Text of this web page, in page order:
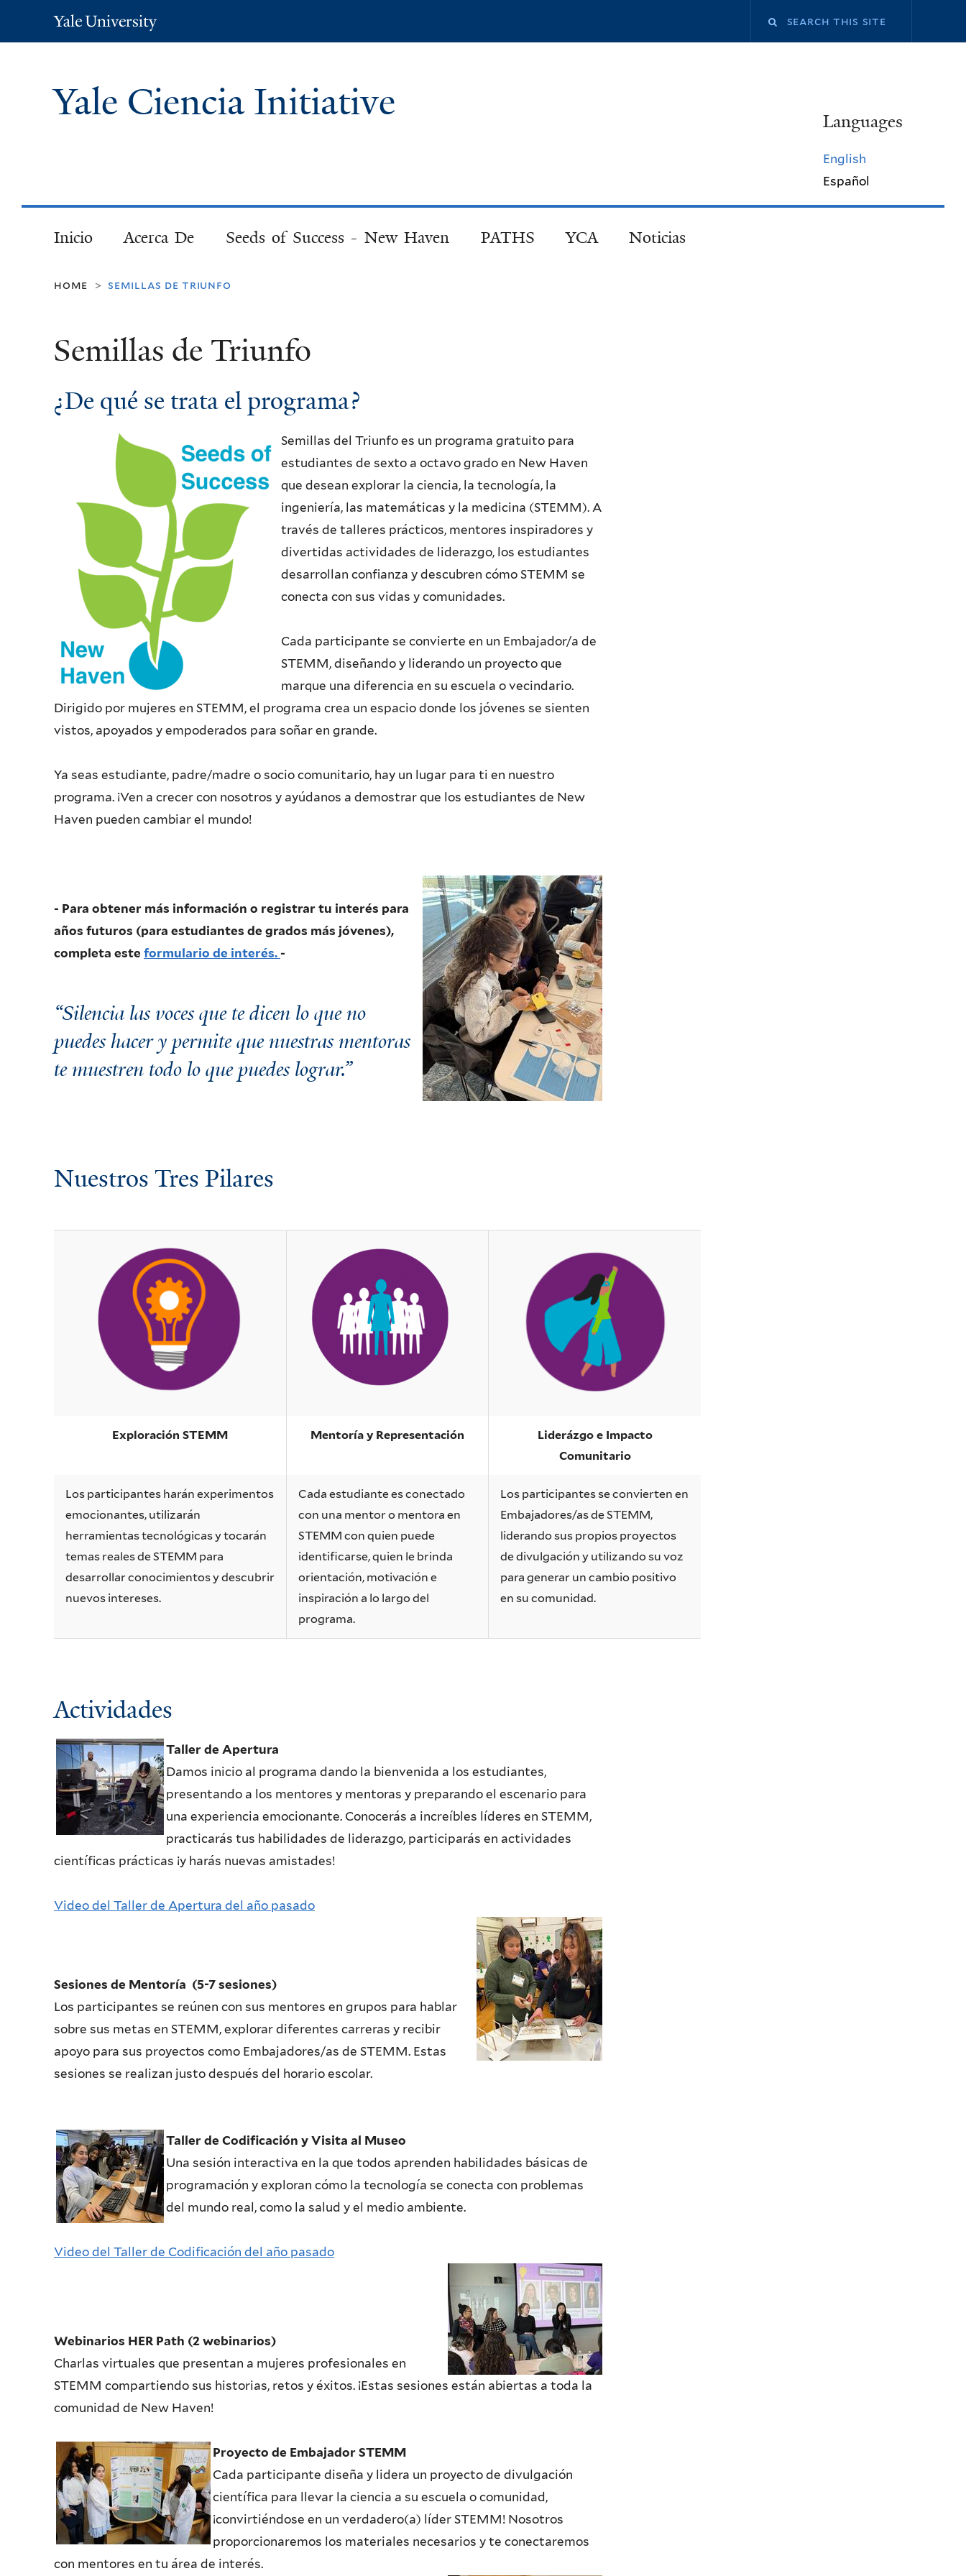
Yale
University
Search
Yale Ciencia Initiative Languages
English
Español
Inicio Acerca De Seeds of Success - New Haven PATHS YCA Noticias
home > semillas de triunfo
Semillas de Triunfo
¿De qué se trata el programa?
Semillas del Triunfo es un programa gratuito para
estudiantes de sexto a octavo grado en New Haven
que desean explorar la ciencia, la tecnología, la
ingeniería, las matemáticas y la medicina (STEMM). A
través de talleres prácticos, mentores inspiradores y
divertidas actividades de liderazgo, los estudiantes
desarrollan confianza y descubren cómo STEMM se
conecta con sus vidas y comunidades.
Cada participante se convierte en un Embajador/a de
STEMM, diseñando y liderando un proyecto que
marque una diferencia en su escuela o vecindario.
Dirigido por mujeres en STEMM, el programa crea un espacio donde los jóvenes se sienten
vistos, apoyados y empoderados para soñar en grande.
Ya seas estudiante, padre/madre o socio comunitario, hay un lugar para ti en nuestro
programa. ¡Ven a crecer con nosotros y ayúdanos a demostrar que los estudiantes de New
Haven pueden cambiar el mundo!
- Para obtener más información o registrar tu interés para
años futuros (para estudiantes de grados más jóvenes),
completa este formulario de interés. -
“Silencia las voces que te dicen lo que no
puedes hacer y permite que nuestras mentoras
te muestren todo lo que puedes lograr.”
Nuestros Tres Pilares
Exploración STEMM Mentoría y Representación
Liderázgo e Impacto
Comunitario
Los participantes harán experimentos
emocionantes, utilizarán
herramientas tecnológicas y tocarán
temas reales de STEMM para
desarrollar conocimientos y descubrir
nuevos intereses.
Cada estudiante es conectado
con una mentor o mentora en
STEMM con quien puede
identificarse, quien le brinda
orientación, motivación e
inspiración a lo largo del
programa.
Los participantes se convierten en
Embajadores/as de STEMM,
liderando sus propios proyectos
de divulgación y utilizando su voz
para generar un cambio positivo
en su comunidad.
Actividades
Taller de Apertura
Damos inicio al programa dando la bienvenida a los estudiantes,
presentando a los mentores y mentoras y preparando el escenario para
una experiencia emocionante. Conocerás a increíbles líderes en STEMM,
practicarás tus habilidades de liderazgo, participarás en actividades
científicas prácticas ¡y harás nuevas amistades!
Video del Taller de Apertura del año pasado
Sesiones de Mentoría (5-7 sesiones)
Los participantes se reúnen con sus mentores en grupos para hablar
sobre sus metas en STEMM, explorar diferentes carreras y recibir
apoyo para sus proyectos como Embajadores/as de STEMM. Estas
sesiones se realizan justo después del horario escolar.
Taller de Codificación y Visita al Museo
Una sesión interactiva en la que todos aprenden habilidades básicas de
programación y exploran cómo la tecnología se conecta con problemas
del mundo real, como la salud y el medio ambiente.
Video del Taller de Codificación del año pasado
Webinarios HER Path (2 webinarios)
Charlas virtuales que presentan a mujeres profesionales en
STEMM compartiendo sus historias, retos y éxitos. ¡Estas sesiones están abiertas a toda la
comunidad de New Haven!
Proyecto de Embajador STEMM
Cada participante diseña y lidera un proyecto de divulgación
científica para llevar la ciencia a su escuela o comunidad,
¡convirtiéndose en un verdadero(a) líder STEMM! Nosotros
proporcionaremos los materiales necesarios y te conectaremos
con mentores en tu área de interés.